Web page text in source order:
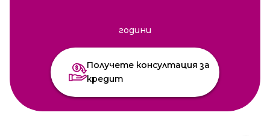
години
Получете консултация за
кредит